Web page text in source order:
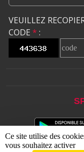
VEUILLEZ
CODE * :
Ce site utilise des
vous souhaitez activer